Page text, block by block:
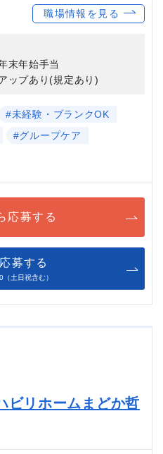
職場情報を見る
末年始手当
ップあり(規定あり)
#未経験・ブランクOK
#グループケア
応募する
募する
土日祝含む）
ビリホームまどか哲